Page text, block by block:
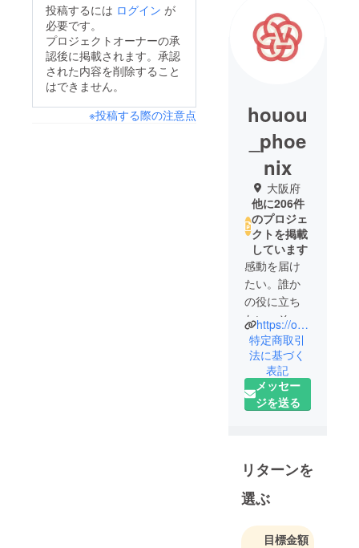
投稿するには ログイン が
必要です。
プロジェクトオーナーの承
認後に掲載されます。承認
された内容を削除すること
はできません。
※投稿する際の注意点
houou
_phoe
nix
大阪府
他に206件
のプロジェ
クトを掲載
しています
感動を届け
たい。誰か
の役に立ち
たい。そし
て、心から
「欲しい」
と思えるも
のだけを。
もと、日々
おもしろく
て役に立つ
画・開発に
https://our-product.com/fm/31566/zbfGwgws
特定商取引
法に基づく
表記
メッセー
ジを送る
リターンを
選ぶ
目標金額